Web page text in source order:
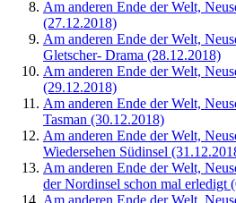
Am anderen Ende der Welt,
(27.12.2018)
Am anderen Ende der Welt,
Gletscher- Drama (28.12.2018)
Am anderen Ende der Welt,
(29.12.2018)
Am anderen Ende der Welt,
Tasman (30.12.2018)
Am anderen Ende der Welt,
Wiedersehen Südinsel
Am anderen Ende der Welt,
der Nordinsel schon mal erledigt
Am anderen Ende der Welt,